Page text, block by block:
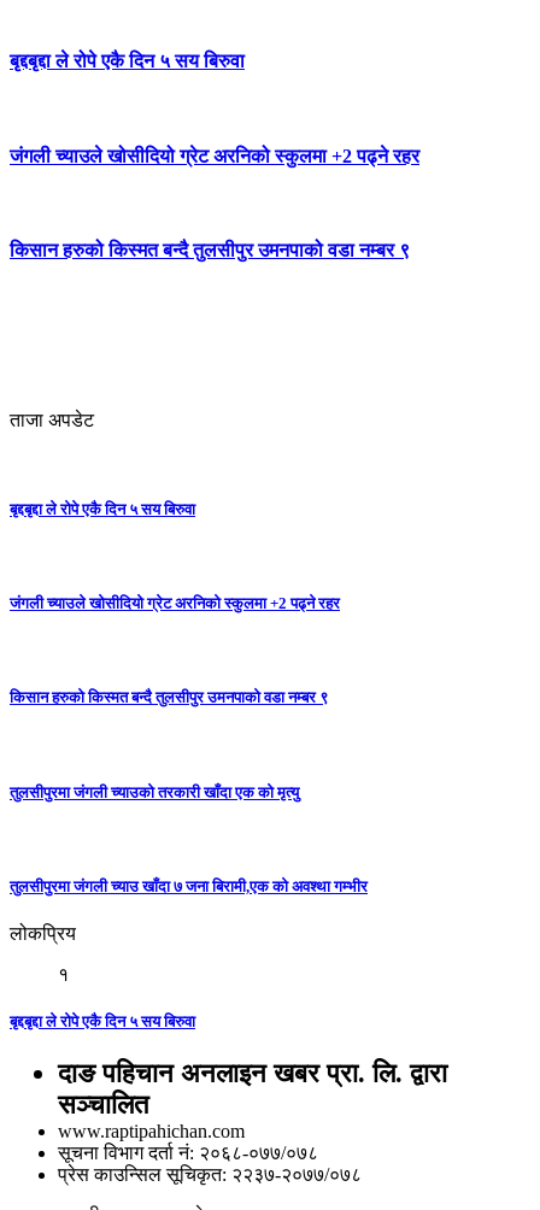
बृद्दबृद्दा ले रोपे एकै दिन ५ सय बिरुवा
जंगली च्याउले खोसीदियो ग्रेट अरनिको स्कुलमा +2 पढ्ने रहर
किसान हरुको किस्मत बन्दै तुलसीपुर उमनपाको वडा नम्बर ९
ताजा अपडेट
बृद्दबृद्दा ले रोपे एकै दिन ५ सय बिरुवा
जंगली च्याउले खोसीदियो ग्रेट अरनिको स्कुलमा +2 पढ्ने रहर
किसान हरुको किस्मत बन्दै तुलसीपुर उमनपाको वडा नम्बर ९
तुलसीपुरमा जंगली च्याउको तरकारी खाँदा एक को मृत्यु
तुलसीपुरमा जंगली च्याउ खाँदा ७ जना बिरामी,एक को अवश्था गम्भीर
लोकप्रिय
१
बृद्दबृद्दा ले रोपे एकै दिन ५ सय बिरुवा
दाङ पहिचान अनलाइन खबर प्रा. लि. द्वारा
सञ्चालित
www.raptipahichan.com
सूचना विभाग दर्ता नं: २०६८-०७७/०७८
प्रेस काउन्सिल सूचिकृत: २२३७-२०७७/०७८